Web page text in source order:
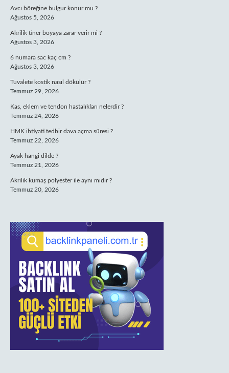
Avcı böreğine bulgur konur mu ?
Ağustos 5, 2026
Akrilik tiner boyaya zarar verir mi ?
Ağustos 3, 2026
6 numara sac kaç cm ?
Ağustos 3, 2026
Tuvalete kostik nasıl dökülür ?
Temmuz 29, 2026
Kas, eklem ve tendon hastalıkları nelerdir ?
Temmuz 24, 2026
HMK ihtiyati tedbir dava açma süresi ?
Temmuz 22, 2026
Ayak hangi dilde ?
Temmuz 21, 2026
Akrilik kumaş polyester ile aynı mıdır ?
Temmuz 20, 2026